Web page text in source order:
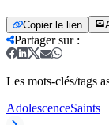
Copier le lien
Partager sur:
Les mots-clés/tags
AdolescenceSaints